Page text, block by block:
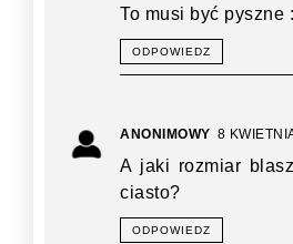
To musi być pyszne
ODPOWIEDZ
ANONIMOWY 8
A jaki rozmiar
ciasto?
ODPOWIEDZ